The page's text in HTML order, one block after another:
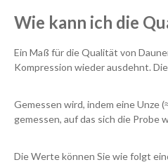
Wie kann ich die
Ein Maß für die Qualität von
Kompression wieder ausdehnt.
Gemessen wird, indem eine Unze
gemessen, auf das sich die Probe
Die Werte können Sie wie folgt